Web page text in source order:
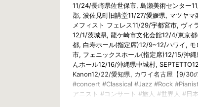
11/24/長崎県佐世保市, 島瀬美術センター
郡, 波佐見町旧講堂11/27/愛媛県, マツヤマ
メフィスト フェレス11/29/宇都宮市, ヴィ
12/1/茨城県, 龍ケ崎市文化会館12/4/東京
都, 白寿ホール(指定席)12/9~12/ハワイ, モ
市, フェニックスホール(指定席)12/15/沖縄
んホール12/16/沖縄県中城村,
Kanon12/22/愛知県, カワイ名古屋【9/30
#concert #Classical #Jazz #Rock
アニスト #コンサート #旅人 #世界人 #日